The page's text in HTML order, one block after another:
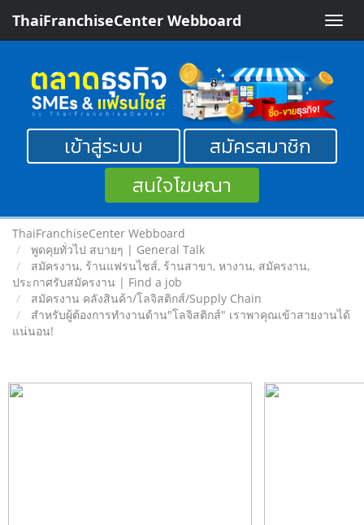
Toggle
ThaiFranchiseCenter Webboard
เข้าสู่ระบบ
สมัครสมาชิก
สนใจโฆษณา
ThaiFranchiseCenter Webboard
พูดคุยทั่วไป สบายๆ | General Talk
สมัครงาน, ร้านแฟรนไชส์, ร้านสาขา, หางาน, สมัครงาน,
ประกาศรับสมัครงาน | Find a job
สมัครงาน คลังสินค้า/โลจิสติกส์/Supply Chain
สำหรับผู้ต้องการทำงานด้าน"โลจิสติกส์" เราพาคุณเข้าสายงานได้
แน่นอน!